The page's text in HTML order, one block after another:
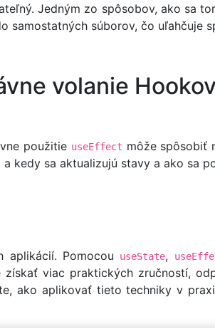
Jedným zo spôsobov, ako sa
samostatných súborov, čo uľahčuje
volanie
použitie useEffect môže spôsobiť
kedy sa aktualizujú stavy a ako sa
aplikácií. Pomocou useState,
viac praktických zručností,
ako aplikovať tieto techniky v